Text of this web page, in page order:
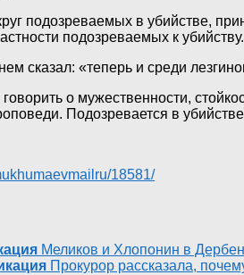
подозреваемых в убийстве,
подозреваемых к убийству.
сказал: «теперь и среди
о мужественности,
Подозревается в
18581/
Меликов и Хлопонин в
Прокурор рассказала,